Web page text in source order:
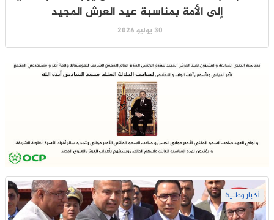
إلى الأمة بمناسبة عيد العرش المجيد
30 يوليو 2026
أخبار وطنية